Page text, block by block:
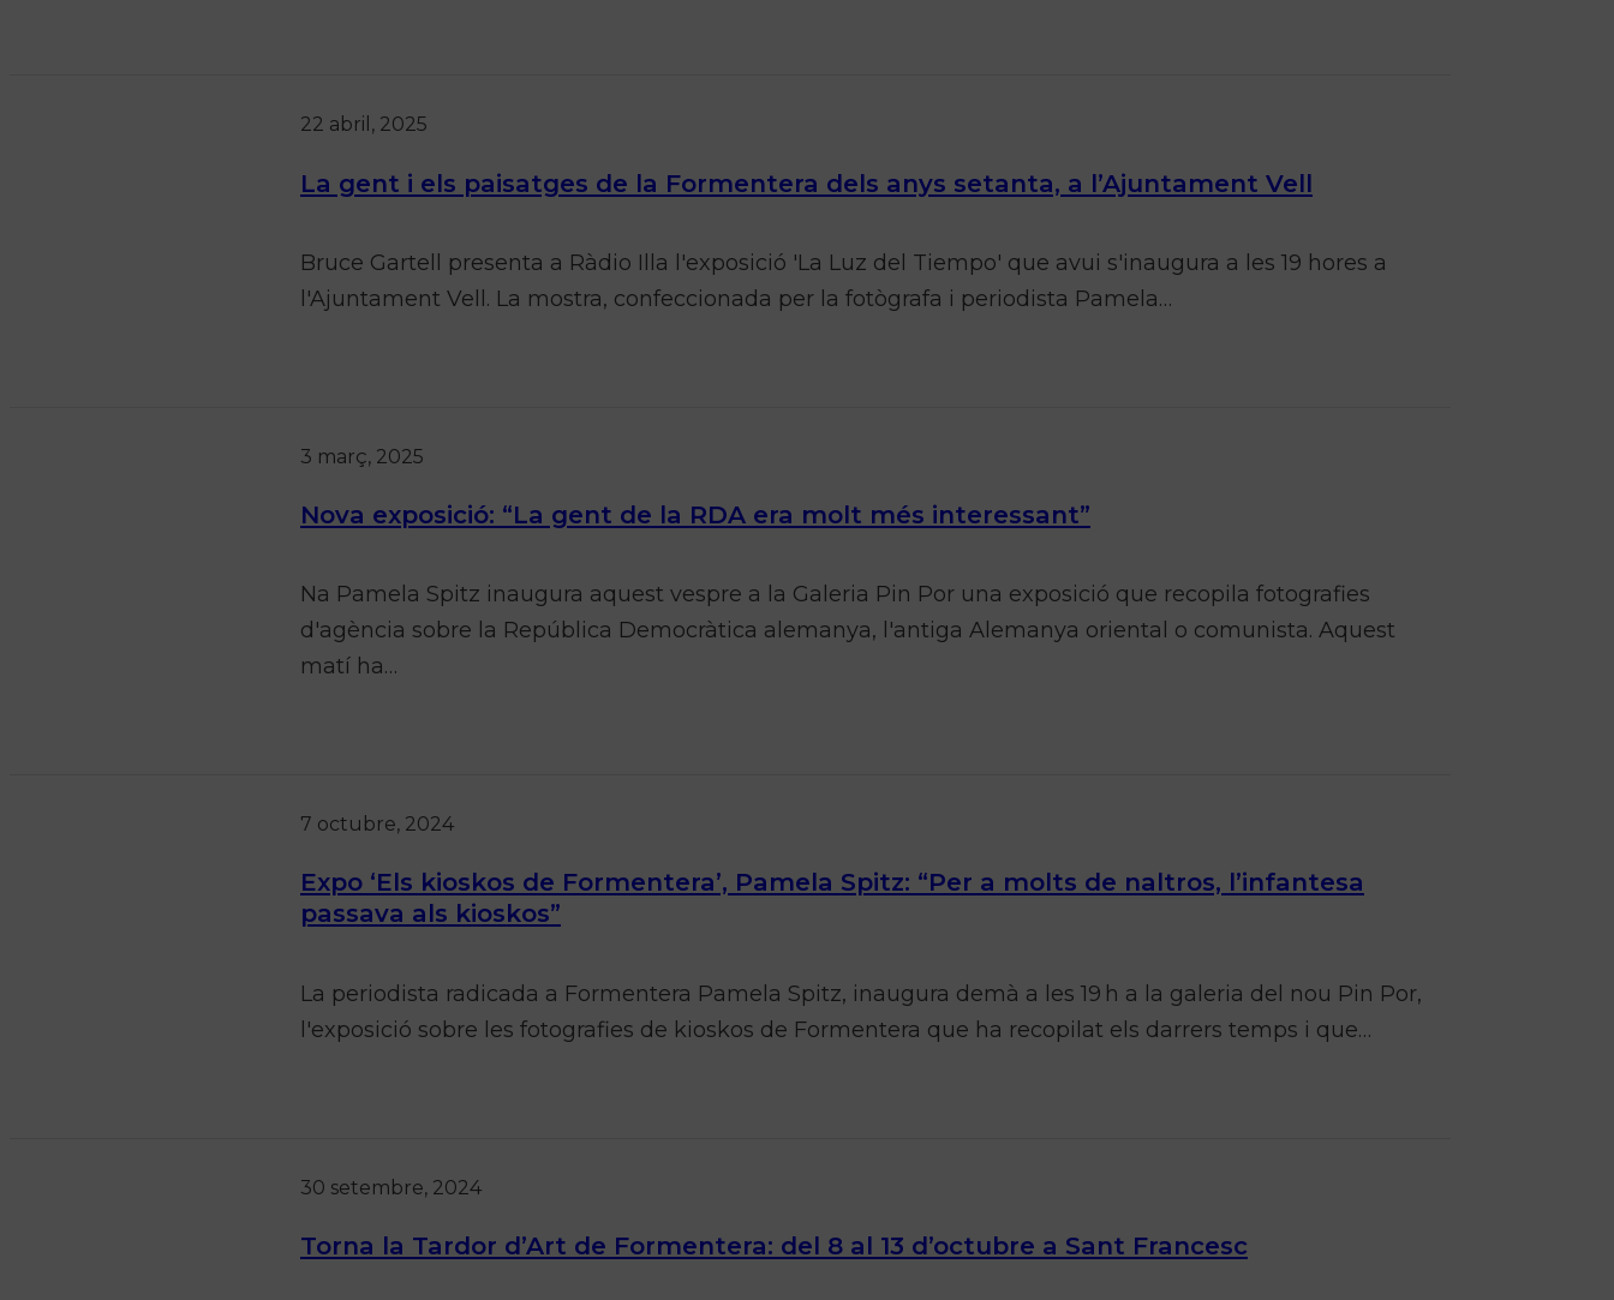
22 abril, 2025
La gent i els paisatges de la Formentera dels anys setanta, a l’Ajuntament Vell
Bruce Gartell presenta a Ràdio Illa l'exposició 'La Luz del Tiempo' que avui s'inaugura a les 19 hores a
l'Ajuntament Vell. La mostra, confeccionada per la fotògrafa i periodista Pamela…
3 març, 2025
Nova exposició: “La gent de la RDA era molt més interessant”
Na Pamela Spitz inaugura aquest vespre a la Galeria Pin Por una exposició que recopila fotografies
d'agència sobre la República Democràtica alemanya, l'antiga Alemanya oriental o comunista. Aquest
matí ha…
7 octubre, 2024
Expo ‘Els kioskos de Formentera’, Pamela Spitz: “Per a molts de naltros, l’infantesa
passava als kioskos”
La periodista radicada a Formentera Pamela Spitz, inaugura demà a les 19 h a la galeria del nou Pin Por,
l'exposició sobre les fotografies de kioskos de Formentera que ha recopilat els darrers temps i que…
30 setembre, 2024
Torna la Tardor d’Art de Formentera: del 8 al 13 d’octubre a Sant Francesc